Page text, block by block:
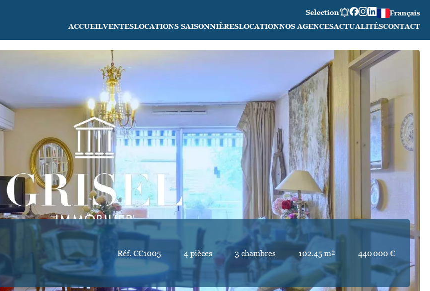
Selection
Français
ACCUEILVENTESLOCATIONS SAISONNIÈRESLOCATIONNOS AGENCESACTUALITÉSCONTACT
Réf. CC1005 4 pièces 3 chambres 102.45 m² 440 000 €